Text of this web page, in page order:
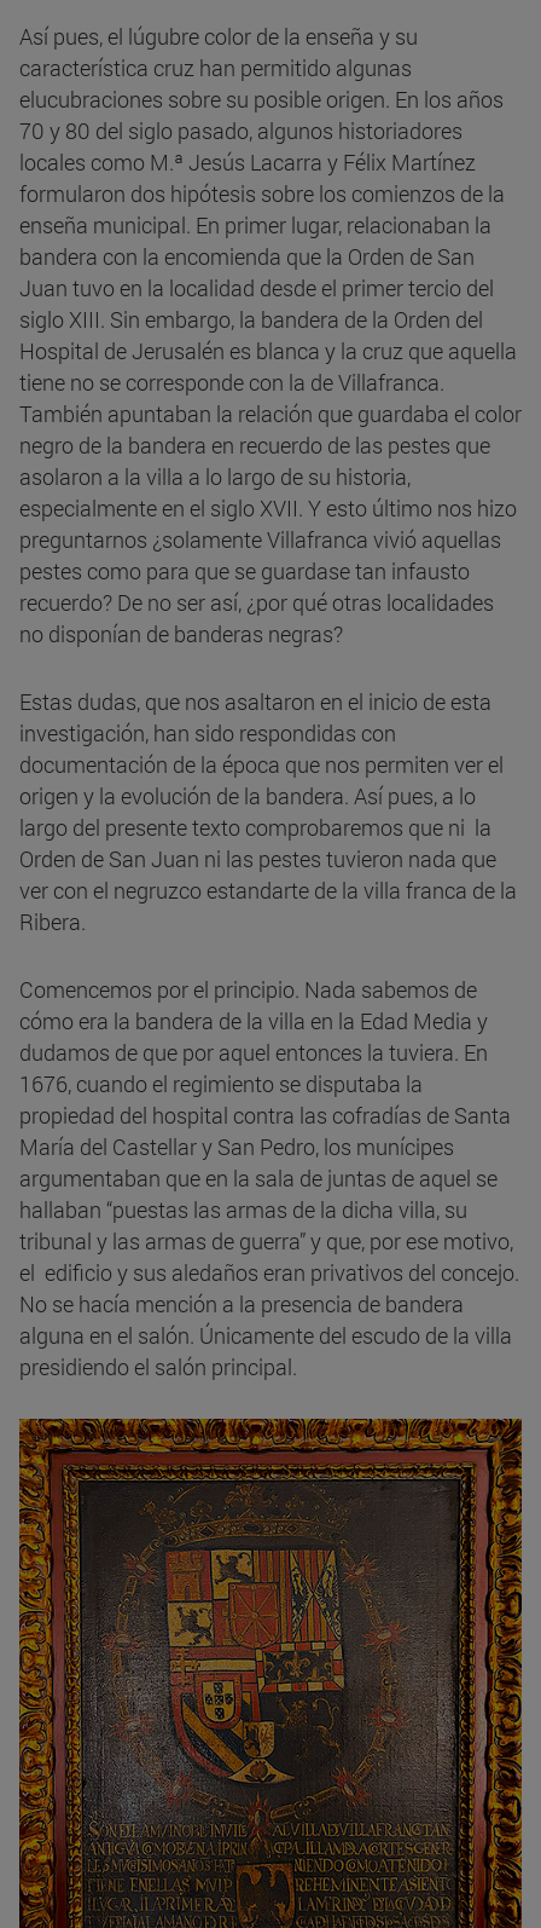
Así pues, el lúgubre color de la enseña y su
característica cruz han permitido algunas
elucubraciones sobre su posible origen. En los años
70 y 80 del siglo pasado, algunos historiadores
locales como M.ª Jesús Lacarra y Félix Martínez
formularon dos hipótesis sobre los comienzos de la
enseña municipal. En primer lugar, relacionaban la
bandera con la encomienda que la Orden de San
Juan tuvo en la localidad desde el primer tercio del
siglo XIII. Sin embargo, la bandera de la Orden del
Hospital de Jerusalén es blanca y la cruz que aquella
tiene no se corresponde con la de Villafranca.
También apuntaban la relación que guardaba el color
negro de la bandera en recuerdo de las pestes que
asolaron a la villa a lo largo de su historia,
especialmente en el siglo XVII. Y esto último nos hizo
preguntarnos ¿solamente Villafranca vivió aquellas
pestes como para que se guardase tan infausto
recuerdo? De no ser así, ¿por qué otras localidades
no disponían de banderas negras?
Estas dudas, que nos asaltaron en el inicio de esta
investigación, han sido respondidas con
documentación de la época que nos permiten ver el
origen y la evolución de la bandera. Así pues, a lo
largo del presente texto comprobaremos que ni la
Orden de San Juan ni las pestes tuvieron nada que
ver con el negruzco estandarte de la villa franca de la
Ribera.
Comencemos por el principio. Nada sabemos de
cómo era la bandera de la villa en la Edad Media y
dudamos de que por aquel entonces la tuviera. En
1676, cuando el regimiento se disputaba la
propiedad del hospital contra las cofradías de Santa
María del Castellar y San Pedro, los munícipes
argumentaban que en la sala de juntas de aquel se
hallaban “puestas las armas de la dicha villa, su
tribunal y las armas de guerra” y que, por ese motivo,
el edificio y sus aledaños eran privativos del concejo.
No se hacía mención a la presencia de bandera
alguna en el salón. Únicamente del escudo de la villa
presidiendo el salón principal.